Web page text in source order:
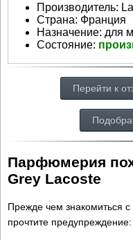
Производитель:
Страна: Франция
Назначение: для
Состояние:
Перейти к
Парфюмерия
Grey Lacoste
Прежде чем знакомиться
прочтите предупреждение: